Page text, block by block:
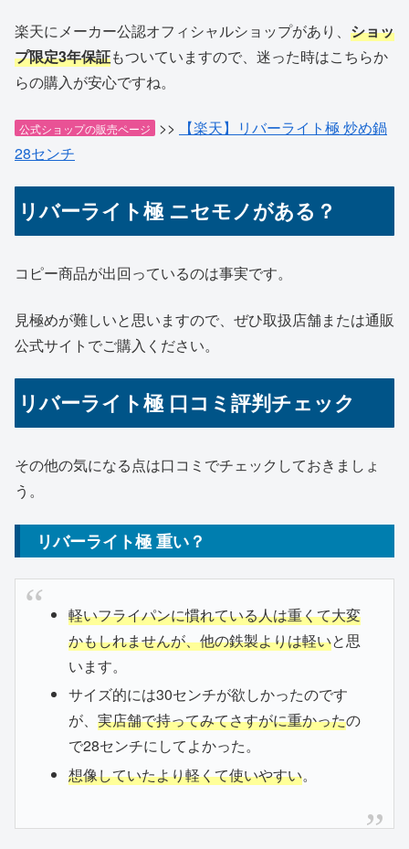
楽天にメーカー公認オフィシャルショップがあり、 ショッ
プ限定3年保証もついていますので、迷った時はこちらか
らの購入が安心ですね。
公式ショップの販売ページ >>
【楽天】リバーライト極 炒め鍋
28センチ
リバーライト極 ニセモノがある？
コピー商品が出回っているのは事実です。
見極めが難しいと思いますので、ぜひ取扱店舗または通販
公式サイトでご購入ください。
リバーライト極 口コミ評判チェック
その他の気になる点は口コミでチェックしておきましょ
う。
リバーライト極 重い？
軽いフライパンに慣れている人は重くて大変
かもしれませんが、他の鉄製よりは軽いと思
います。
サイズ的には30センチが欲しかったのです
が、 実店舗で持ってみてさすがに重かったの
で28センチにしてよかった。
想像していたより軽くて使いやすい。